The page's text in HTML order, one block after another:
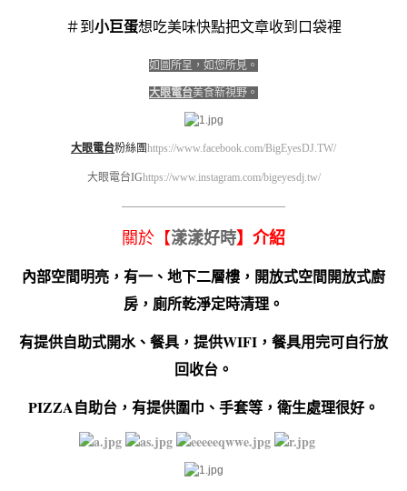
＃到 小巨蛋想吃美味快點把文章收到口袋裡
如圖所呈，如您所見。
大眼電台美食新視野。
大眼電台粉絲團https://www.facebook.com/BigEyesDJ.TW/
大眼電台IGhttps://www.instagram.com/bigeyesdj.tw/
————————————————————
關於【漾漾好時】介紹
內部空間明亮，有一、地下二層樓，開放式空間開放式廚
房，廁所乾淨定時清理。
有提供自助式開水、餐具，提供WIFI，餐具用完可自行放
回收台。
PIZZA自助台，有提供圍巾、手套等，衛生處理很好。